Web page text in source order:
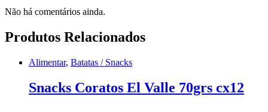
Não há comentários ainda.
Produtos Relacionados
Alimentar, Batatas / Snacks
Snacks Coratos El Valle 70grs cx12